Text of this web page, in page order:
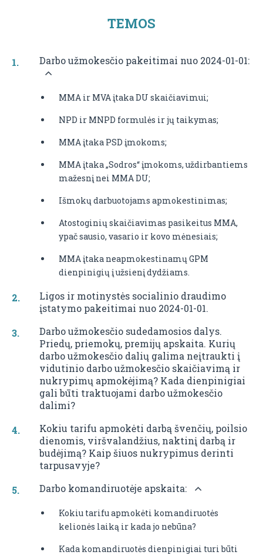
TEMOS
Darbo užmokesčio pakeitimai nuo 2024-01-01:
MMA ir MVA įtaka DU skaičiavimui;
NPD ir MNPD formulės ir jų taikymas;
MMA įtaka PSD įmokoms;
MMA įtaka „Sodros“ įmokoms, uždirbantiems
mažesnį nei MMA DU;
Išmokų darbuotojams apmokestinimas;
Atostoginių skaičiavimas pasikeitus MMA,
ypač sausio, vasario ir kovo mėnesiais;
MMA įtaka neapmokestinamų GPM
dienpinigių į užsienį dydžiams.
Ligos ir motinystės socialinio draudimo
įstatymo pakeitimai nuo 2024-01-01.
Darbo užmokesčio sudedamosios dalys.
Priedų, priemokų, premijų apskaita. Kurių
darbo užmokesčio dalių galima neįtraukti į
vidutinio darbo užmokesčio skaičiavimą ir
nukrypimų apmokėjimą? Kada dienpinigiai
gali būti traktuojami darbo užmokesčio
dalimi?
Kokiu tarifu apmokėti darbą švenčių, poilsio
dienomis, viršvalandžius, naktinį darbą ir
budėjimą? Kaip šiuos nukrypimus derinti
tarpusavyje?
Darbo komandiruotėje apskaita:
Kokiu tarifu apmokėti komandiruotės
kelionės laiką ir kada jo nebūna?
Kada komandiruotės dienpinigiai turi būti